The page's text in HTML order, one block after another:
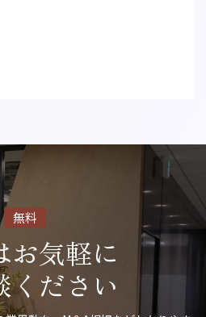
無料
お気軽に
ください